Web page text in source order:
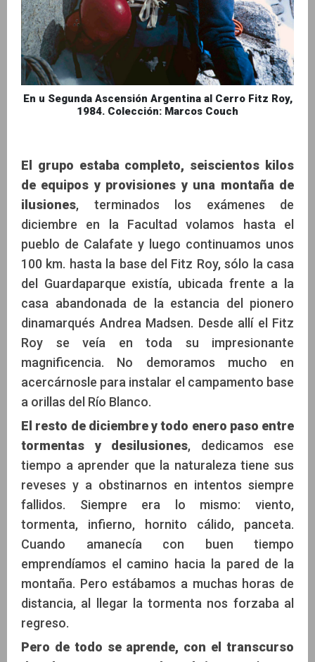
En u Segunda Ascensión Argentina al Cerro Fitz Roy,
1984. Colección: Marcos Couch
El grupo estaba completo, seiscientos kilos
de equipos y provisiones y una montaña de
ilusiones, terminados los exámenes de
diciembre en la Facultad volamos hasta el
pueblo de Calafate y luego continuamos unos
100 km. hasta la base del Fitz Roy, sólo la casa
del Guardaparque existía, ubicada frente a la
casa abandonada de la estancia del pionero
dinamarqués Andrea Madsen. Desde allí el Fitz
Roy se veía en toda su impresionante
magnificencia. No demoramos mucho en
acercárnosle para instalar el campamento base
a orillas del Río Blanco.
El resto de diciembre y todo enero paso entre
tormentas y desilusiones, dedicamos ese
tiempo a aprender que la naturaleza tiene sus
reveses y a obstinarnos en intentos siempre
fallidos. Siempre era lo mismo: viento,
tormenta, infierno, hornito cálido, panceta.
Cuando amanecía con buen tiempo
emprendíamos el camino hacia la pared de la
montaña. Pero estábamos a muchas horas de
distancia, al llegar la tormenta nos forzaba al
regreso.
Pero de todo se aprende, con el transcurso